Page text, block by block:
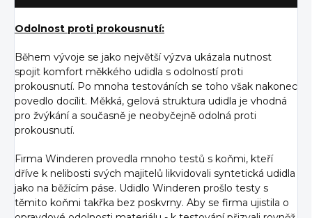
Odolnost proti prokousnutí:
Během vývoje se jako největší výzva ukázala nutnost
spojit komfort měkkého udidla s odolností proti
prokousnutí. Po mnoha testováních se toho však nakonec
povedlo docílit. Měkká, gelová struktura udidla je vhodná
pro žvýkání a současně je neobyčejně odolná proti
prokousnutí.
Firma Winderen provedla mnoho testů s koňmi, kteří
dříve k nelibosti svých majitelů likvidovali syntetická udidla
jako na běžícím páse. Udidlo Winderen prošlo testy s
těmito koňmi takřka bez poskvrny. Aby se firma ujistila o